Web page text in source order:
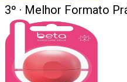
3º · Melhor Formato